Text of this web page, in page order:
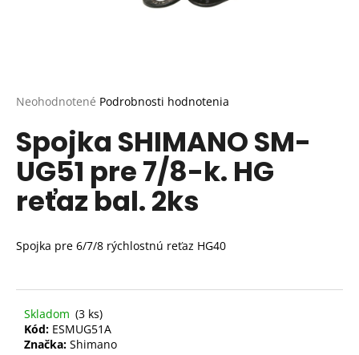
Priemerné
produktu
je
0,0
z
5
hviezdičiek.
Neohodnotené Podrobnosti hodnotenia
Spojka SHIMANO SM-
UG51 pre 7/8-k. HG
reťaz bal. 2ks
Spojka pre 6/7/8 rýchlostnú reťaz HG40
Skladom (3 ks)
Kód: ESMUG51A
Značka: Shimano